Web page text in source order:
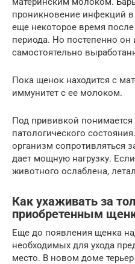
проникновение инфекций
еще некоторое время
периода. Но постепенно он
самостоятельно
Пока щенок находится с
иммунитет с ее молоком.
Под прививкой понимается
патологического
организм сопротивляться
дает мощную нагрузку.
животного ослаблена,
Как ухаживать за
приобретенным
Еще до появления щенка
необходимых для ухода
место. В новом доме